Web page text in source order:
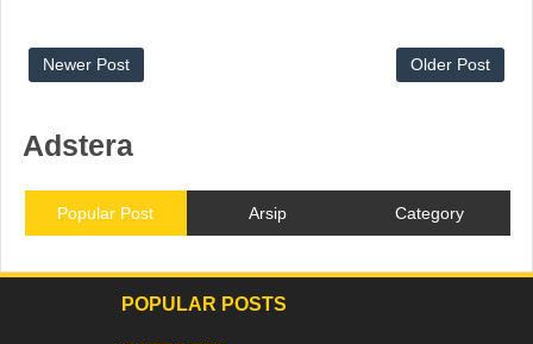
Newer Post Older Post
Adstera
Popular Post Arsip Category
POPULAR POSTS